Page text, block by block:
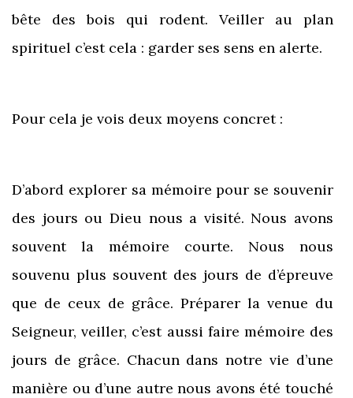
bête des bois qui rodent. Veiller au plan
spirituel c’est cela : garder ses sens en alerte.
Pour cela je vois deux moyens concret :
D’abord explorer sa mémoire pour se souvenir
des jours ou Dieu nous a visité. Nous avons
souvent la mémoire courte. Nous nous
souvenu plus souvent des jours de d’épreuve
que de ceux de grâce. Préparer la venue du
Seigneur, veiller, c’est aussi faire mémoire des
jours de grâce. Chacun dans notre vie d’une
manière ou d’une autre nous avons été touché